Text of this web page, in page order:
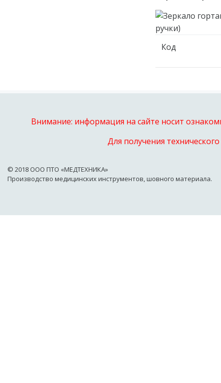
Код
Внимание: информация на сайте носит
Для получения
© 2018 OOO ПТО «МЕДТЕХНИКА»
Производство медицинских инструментов, шовного материала.